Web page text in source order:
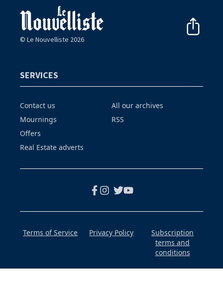
© Le Nouvelliste 2026
SERVICES
Contact us
Mournings
Offers
Real Estate adverts
All our archives
RSS
Terms of Service Privacy Policy
Subscription
terms and
conditions